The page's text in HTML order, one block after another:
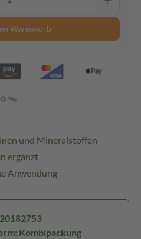
Warenkorb
und Mineralstoffen
ergänzt
Anwendung
Kombipackung